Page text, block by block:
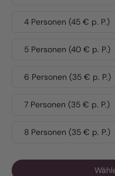
4 Personen (45 € p. P.)
5 Personen (40 € p. P.)
6 Personen (35 € p. P.)
7 Personen (35 € p. P.)
8 Personen (35 € p. P.)